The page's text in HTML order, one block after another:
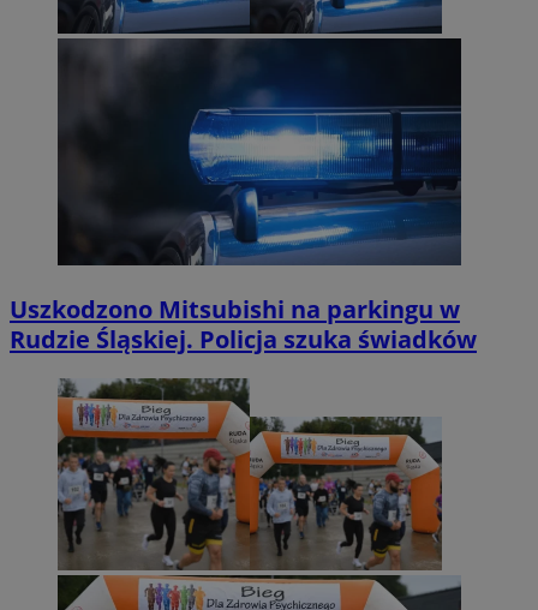
Uszkodzono Mitsubishi na parkingu w
Rudzie Śląskiej. Policja szuka świadków